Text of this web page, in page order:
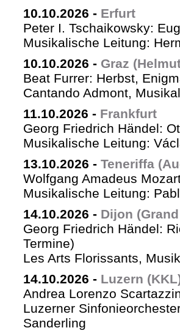
10.10.2026 - Erfurt
Peter I. Tschaikowsky:
Musikalische Leitung:
10.10.2026 - Graz
Beat Furrer: Herbst,
Cantando Admont,
11.10.2026 - Frankfurt
Georg Friedrich Händel:
Musikalische Leitung:
13.10.2026 - Teneriffa
Wolfgang Amadeus
Musikalische Leitung:
14.10.2026 - Dijon
Georg Friedrich Händel:
Termine)
Les Arts Florissants,
14.10.2026 - Luzern
Andrea Lorenzo
Luzerner
Sanderling